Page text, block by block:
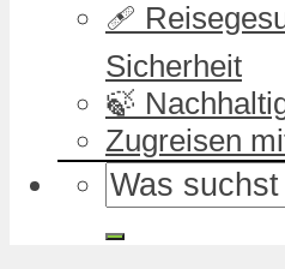
🩹
Sicherheit
🍃
Zugreisen